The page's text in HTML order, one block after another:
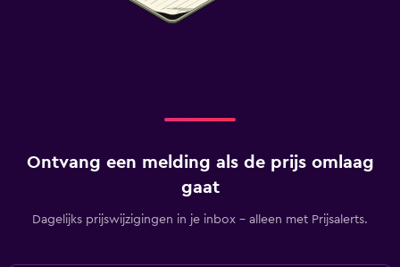
Ontvang een melding als de prijs omlaag
gaat
Dagelijks prijswijzigingen in je inbox - alleen met Prijsalerts.